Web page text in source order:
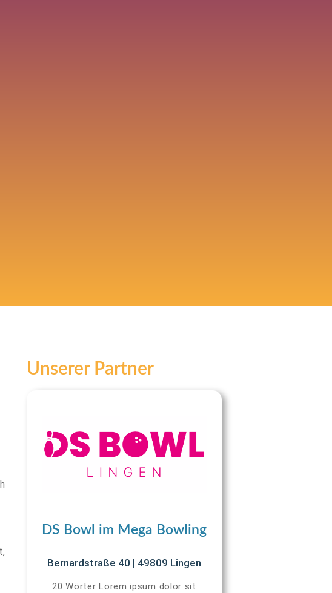
Unserer Partner
DS Bowl im Mega Bowling
Bernardstraße 40 | 49809 Lingen
20 Wörter Lorem ipsum dolor sit